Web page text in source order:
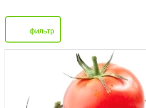
фильтр